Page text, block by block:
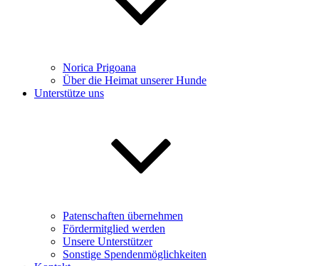
Norica Prigoana
Über die Heimat unserer Hunde
Unterstütze uns
Patenschaften übernehmen
Fördermitglied werden
Unsere Unterstützer
Sonstige Spendenmöglichkeiten